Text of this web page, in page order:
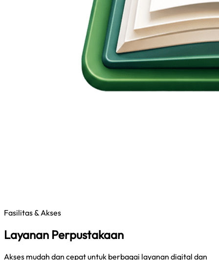
Fasilitas & Akses
Layanan Perpustakaan
Akses mudah dan cepat untuk berbagai layanan digital dan